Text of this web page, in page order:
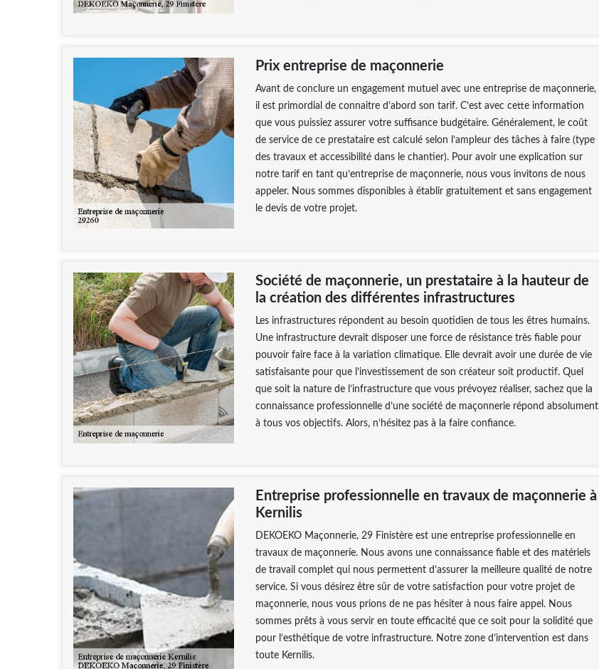
Prix entreprise de maçonnerie
Avant de conclure un engagement mutuel avec une entreprise de maçonnerie,
il est primordial de connaitre d’abord son tarif. C’est avec cette information
que vous puissiez assurer votre suffisance budgétaire. Généralement, le coût
de service de ce prestataire est calculé selon l’ampleur des tâches à faire (type
des travaux et accessibilité dans le chantier). Pour avoir une explication sur
notre tarif en tant qu’entreprise de maçonnerie, nous vous invitons de nous
appeler. Nous sommes disponibles à établir gratuitement et sans engagement
le devis de votre projet.
Société de maçonnerie, un prestataire à la hauteur de
la création des différentes infrastructures
Les infrastructures répondent au besoin quotidien de tous les êtres humains.
Une infrastructure devrait disposer une force de résistance très fiable pour
pouvoir faire face à la variation climatique. Elle devrait avoir une durée de vie
satisfaisante pour que l’investissement de son créateur soit productif. Quel
que soit la nature de l’infrastructure que vous prévoyez réaliser, sachez que la
connaissance professionnelle d’une société de maçonnerie répond absolument
à tous vos objectifs. Alors, n’hésitez pas à la faire confiance.
Entreprise professionnelle en travaux de maçonnerie à
Kernilis
DEKOEKO Maçonnerie, 29 Finistère est une entreprise professionnelle en
travaux de maçonnerie. Nous avons une connaissance fiable et des matériels
de travail complet qui nous permettent d’assurer la meilleure qualité de notre
service. Si vous désirez être sûr de votre satisfaction pour votre projet de
maçonnerie, nous vous prions de ne pas hésiter à nous faire appel. Nous
sommes prêts à vous servir en toute efficacité que ce soit pour la solidité que
pour l’esthétique de votre infrastructure. Notre zone d’intervention est dans
toute Kernilis.